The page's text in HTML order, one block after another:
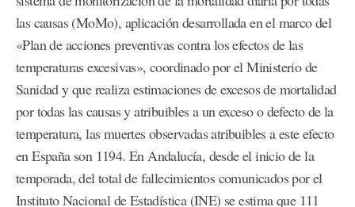
las causas (MoMo), aplicación desarrollada en el marco del
«Plan de acciones preventivas contra los efectos de las
temperaturas excesivas», coordinado por el Ministerio de
Sanidad y que realiza estimaciones de excesos de mortalidad
por todas las causas y atribuibles a un exceso o defecto de la
temperatura, las muertes observadas atribuibles a este efecto
en España son 1194. En Andalucía, desde el inicio de la
temporada, del total de fallecimientos comunicados por el
Instituto Nacional de Estadística (INE) se estima que 111